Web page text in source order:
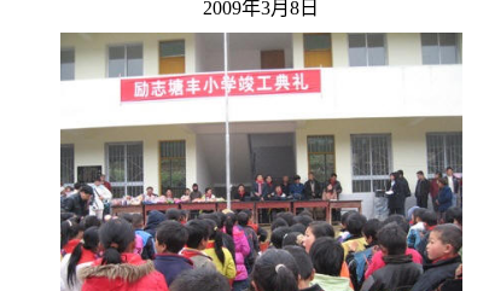
2009年3月8日